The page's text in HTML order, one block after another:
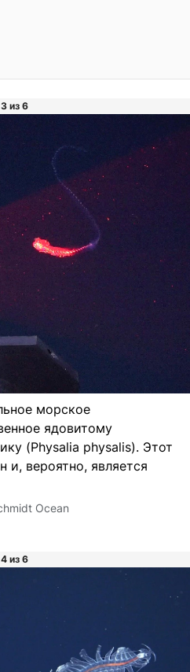
3 из 6
морское
ядовитому
(Physalia physalis). Этот
и, вероятно, является
Ocean
4 из 6